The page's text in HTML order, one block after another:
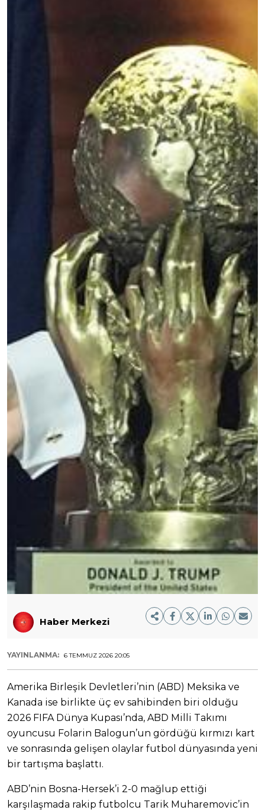
Haber Merkezi
YAYINLANMA: 6 TEMMUZ 2026 20:05
Amerika Birleşik Devletleri’nin (ABD) Meksika ve
Kanada ise birlikte üç ev sahibinden biri olduğu
2026 FIFA Dünya Kupası’nda, ABD Milli Takımı
oyuncusu Folarin Balogun’un gördüğü kırmızı kart
ve sonrasında gelişen olaylar futbol dünyasında yeni
bir tartışma başlattı.
ABD’nin Bosna-Hersek’i 2-0 mağlup ettiği
karşılaşmada rakip futbolcu Tarik Muharemovic’in